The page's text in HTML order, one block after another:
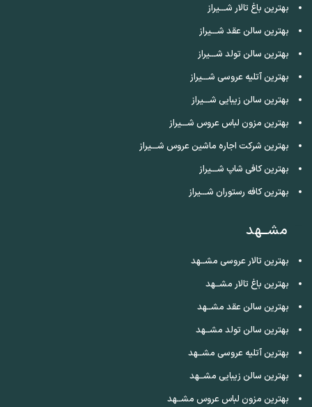
بهترین باغ تالار شـــیراز
بهترین سالن عقد شـــیراز
بهترین سالن تولد شـــیراز
بهترین آتلیه عروسی شـــیراز
بهترین سالن زیبایی شـــیراز
بهترین مزون لباس عروس شـــیراز
بهترین شرکت اجاره ماشین عروس شـــیراز
بهترین کافی شاپ شـــیراز
بهترین کافه رستوران شـــیراز
مشــهد
بهترین تالار عروسی مشــهد
بهترین باغ تالار مشــهد
بهترین سالن عقد مشــهد
بهترین سالن تولد مشــهد
بهترین آتلیه عروسی مشــهد
بهترین سالن زیبایی مشــهد
بهترین مزون لباس عروس مشــهد